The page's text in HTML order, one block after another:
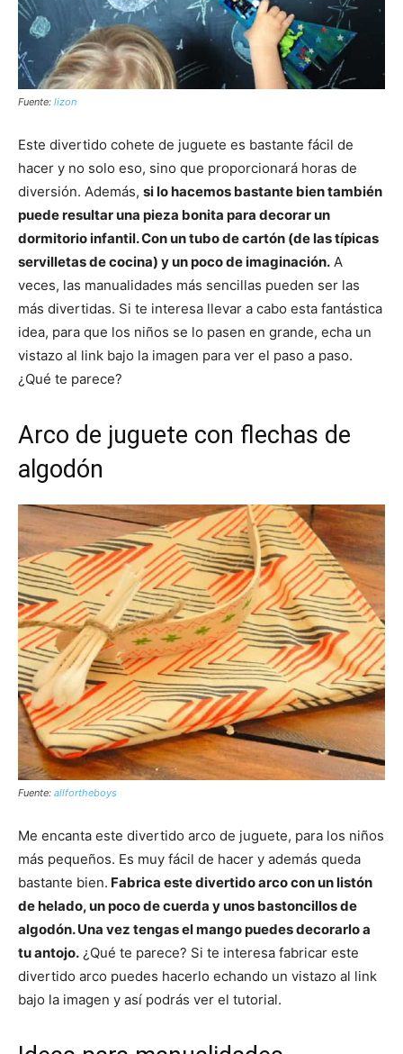
Fuente: lizon
Este divertido cohete de juguete es bastante fácil de
hacer y no solo eso, sino que proporcionará horas de
diversión. Además, si lo hacemos bastante bien también
puede resultar una pieza bonita para decorar un
dormitorio infantil. Con un tubo de cartón (de las típicas
servilletas de cocina) y un poco de imaginación. A
veces, las manualidades más sencillas pueden ser las
más divertidas. Si te interesa llevar a cabo esta fantástica
idea, para que los niños se lo pasen en grande, echa un
vistazo al link bajo la imagen para ver el paso a paso.
¿Qué te parece?
Arco de juguete con flechas de
algodón
Fuente: allfortheboys
Me encanta este divertido arco de juguete, para los niños
más pequeños. Es muy fácil de hacer y además queda
bastante bien. Fabrica este divertido arco con un listón
de helado, un poco de cuerda y unos bastoncillos de
algodón. Una vez tengas el mango puedes decorarlo a
tu antojo. ¿Qué te parece? Si te interesa fabricar este
divertido arco puedes hacerlo echando un vistazo al link
bajo la imagen y así podrás ver el tutorial.